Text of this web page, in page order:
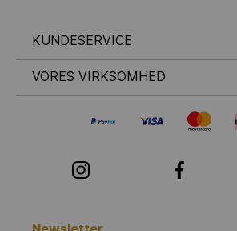
KUNDESERVICE
VORES VIRKSOMHED